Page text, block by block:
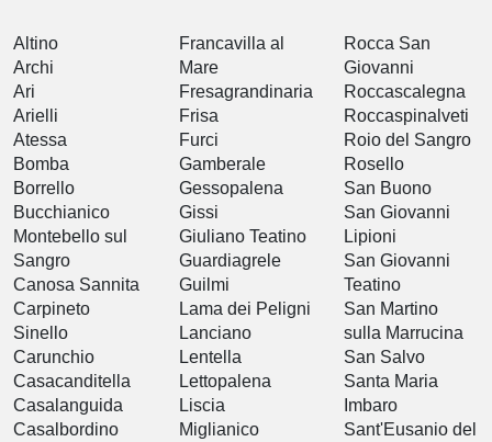
Altino
Archi
Ari
Arielli
Atessa
Bomba
Borrello
Bucchianico
Montebello sul
Sangro
Canosa Sannita
Carpineto
Sinello
Carunchio
Casacanditella
Casalanguida
Casalbordino
Francavilla al
Mare
Fresagrandinaria
Frisa
Furci
Gamberale
Gessopalena
Gissi
Giuliano Teatino
Guardiagrele
Guilmi
Lama dei Peligni
Lanciano
Lentella
Lettopalena
Liscia
Miglianico
Rocca San
Giovanni
Roccascalegna
Roccaspinalveti
Roio del Sangro
Rosello
San Buono
San Giovanni
Lipioni
San Giovanni
Teatino
San Martino
sulla Marrucina
San Salvo
Santa Maria
Imbaro
Sant'Eusanio del